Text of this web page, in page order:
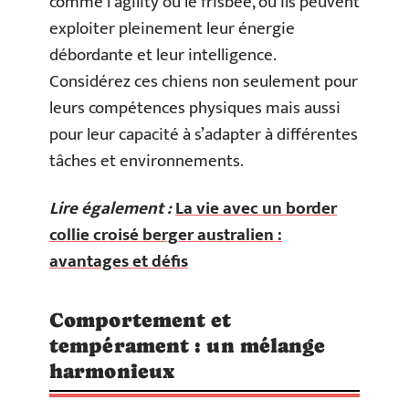
exploiter pleinement leur énergie
débordante et leur intelligence.
Considérez ces chiens non seulement pour
leurs compétences physiques mais aussi
pour leur capacité à s’adapter à différentes
tâches et environnements.
Lire également :La vie avec un border
collie croisé berger australien :
avantages et défis
Comportement et
tempérament : un mélange
harmonieux